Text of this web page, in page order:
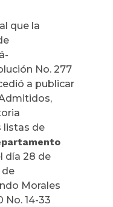
que la
No. 277
a publicar
listas de
día 28 de
de
Morales
No. 14-33